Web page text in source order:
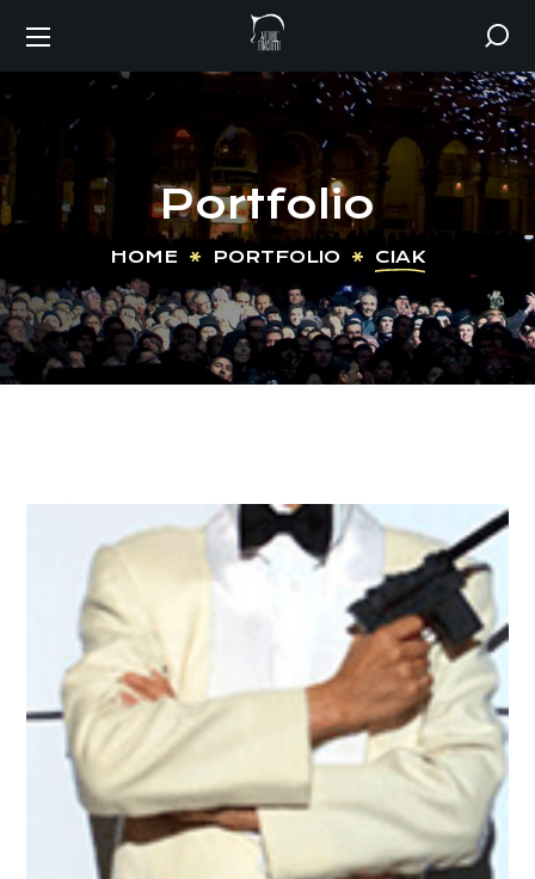
Portfolio
HOME PORTFOLIO CIAK